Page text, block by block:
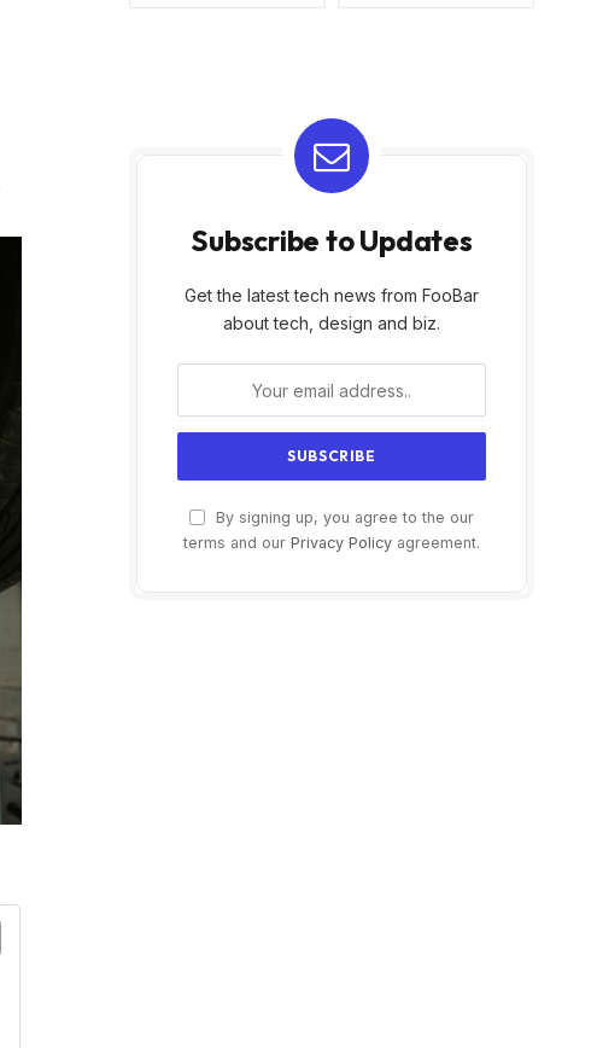
Subscribe to Updates
Get the latest tech news from FooBar
about tech, design and biz.
By signing up, you agree to the our
terms and our Privacy Policy agreement.